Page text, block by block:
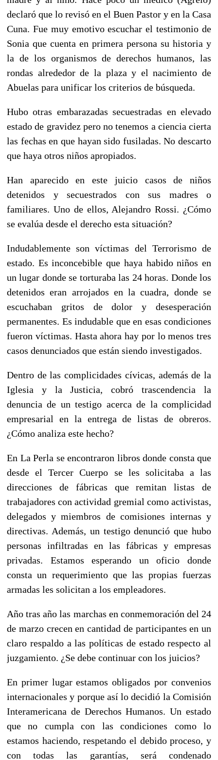
declaró que lo revisó en el Buen Pastor y en la Casa
Cuna. Fue muy emotivo escuchar el testimonio de
Sonia que cuenta en primera persona su historia y
la de los organismos de derechos humanos, las
rondas alrededor de la plaza y el nacimiento de
Abuelas para unificar los criterios de búsqueda.
Hubo otras embarazadas secuestradas en elevado
estado de gravidez pero no tenemos a ciencia cierta
las fechas en que hayan sido fusiladas. No descarto
que haya otros niños apropiados.
Han aparecido en este juicio casos de niños
detenidos y secuestrados con sus madres o
familiares. Uno de ellos, Alejandro Rossi. ¿Cómo
se evalúa desde el derecho esta situación?
Indudablemente son víctimas del Terrorismo de
estado. Es inconcebible que haya habido niños en
un lugar donde se torturaba las 24 horas. Donde los
detenidos eran arrojados en la cuadra, donde se
escuchaban gritos de dolor y desesperación
permanentes. Es indudable que en esas condiciones
fueron víctimas. Hasta ahora hay por lo menos tres
casos denunciados que están siendo investigados.
Dentro de las complicidades cívicas, además de la
Iglesia y la Justicia, cobró trascendencia la
denuncia de un testigo acerca de la complicidad
empresarial en la entrega de listas de obreros.
¿Cómo analiza este hecho?
En La Perla se encontraron libros donde consta que
desde el Tercer Cuerpo se les solicitaba a las
direcciones de fábricas que remitan listas de
trabajadores con actividad gremial como activistas,
delegados y miembros de comisiones internas y
directivas. Además, un testigo denunció que hubo
personas infiltradas en las fábricas y empresas
privadas. Estamos esperando un oficio donde
consta un requerimiento que las propias fuerzas
armadas les solicitan a los empleadores.
Año tras año las marchas en conmemoración del 24
de marzo crecen en cantidad de participantes en un
claro respaldo a las políticas de estado respecto al
juzgamiento. ¿Se debe continuar con los juicios?
En primer lugar estamos obligados por convenios
internacionales y porque así lo decidió la Comisión
Interamericana de Derechos Humanos. Un estado
que no cumpla con las condiciones como lo
estamos haciendo, respetando el debido proceso, y
con todas las garantías, será condenado